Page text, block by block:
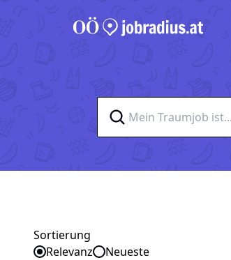
Sortierung
Sortieren nach
Relevanz Neueste